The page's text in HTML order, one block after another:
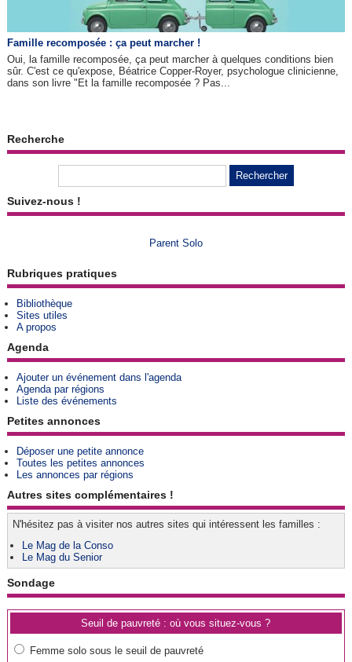
Famille recomposée : ça peut marcher !
Oui, la famille recomposée, ça peut marcher à quelques conditions bien
sûr. C'est ce qu'expose, Béatrice Copper-Royer, psychologue clinicienne,
dans son livre "Et la famille recomposée ? Pas...
Recherche
Suivez-nous !
Parent Solo
Rubriques pratiques
Bibliothèque
Sites utiles
A propos
Agenda
Ajouter un événement dans l'agenda
Agenda par régions
Liste des événements
Petites annonces
Déposer une petite annonce
Toutes les petites annonces
Les annonces par régions
Autres sites complémentaires !
N'hésitez pas à visiter nos autres sites qui intéressent les familles :
Le Mag de la Conso
Le Mag du Senior
Sondage
Seuil de pauvreté : où vous situez-vous ?
Femme solo sous le seuil de pauvreté